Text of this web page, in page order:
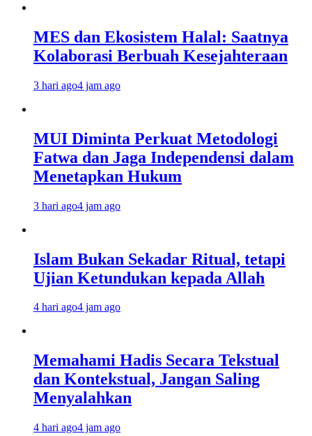
MES dan Ekosistem Halal: Saatnya
Kolaborasi Berbuah Kesejahteraan
3 hari ago4 jam ago
MUI Diminta Perkuat Metodologi
Fatwa dan Jaga Independensi dalam
Menetapkan Hukum
3 hari ago4 jam ago
Islam Bukan Sekadar Ritual, tetapi
Ujian Ketundukan kepada Allah
4 hari ago4 jam ago
Memahami Hadis Secara Tekstual
dan Kontekstual, Jangan Saling
Menyalahkan
4 hari ago4 jam ago